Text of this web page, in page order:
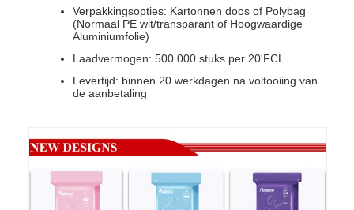
Verpakkingsopties: Kartonnen doos of Polybag
(Normaal PE wit/transparant of Hoogwaardige
Aluminiumfolie)
Laadvermogen: 500.000 stuks per 20'FCL
Levertijd: binnen 20 werkdagen na voltooiing van
de aanbetaling